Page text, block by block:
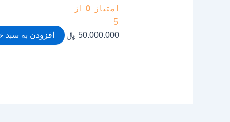
امتیاز 0 از
5
50.000.000 ﷼ افزودن به سبد